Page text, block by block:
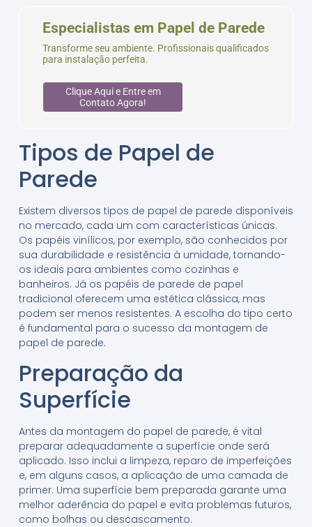
Especialistas em Papel de Parede
Transforme seu ambiente. Profissionais qualificados
para instalação perfeita.
Clique Aqui e Entre em
Contato Agora!
Tipos de Papel de
Parede
Existem diversos tipos de papel de parede disponíveis
no mercado, cada um com características únicas.
Os papéis vinílicos, por exemplo, são conhecidos por
sua durabilidade e resistência à umidade, tornando-
os ideais para ambientes como cozinhas e
banheiros. Já os papéis de parede de papel
tradicional oferecem uma estética clássica, mas
podem ser menos resistentes. A escolha do tipo certo
é fundamental para o sucesso da montagem de
papel de parede.
Preparação da
Superfície
Antes da montagem do papel de parede, é vital
preparar adequadamente a superfície onde será
aplicado. Isso inclui a limpeza, reparo de imperfeições
e, em alguns casos, a aplicação de uma camada de
primer. Uma superfície bem preparada garante uma
melhor aderência do papel e evita problemas futuros,
como bolhas ou descascamento.